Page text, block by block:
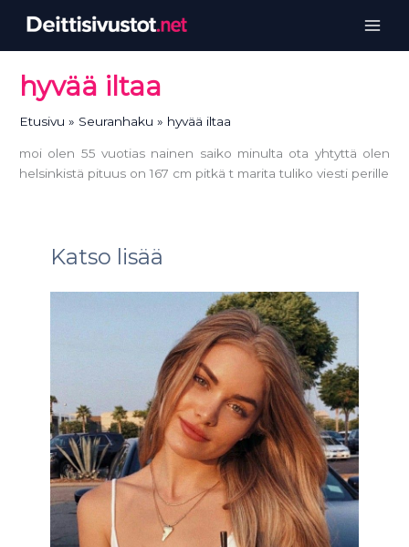
sisältöön
hyvää iltaa
Etusivu Seuranhaku hyvää iltaa
moi olen 55 vuotias nainen saiko minulta ota yhtyttä olen
helsinkistä pituus on 167 cm pitkä t marita tuliko viesti perille
Katso lisää